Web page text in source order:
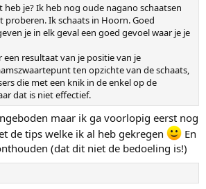
je? Ik heb nog oude nagano schaatsen
proberen. Ik schaats in Hoorn. Goed
je in elk geval een goed gevoel waar je je
resultaat van je positie van je
ten opzichte van de schaats,
die met een knik in de enkel op de
dat is niet effectief.
maar ik ga voorlopig eerst nog
de tips welke ik al heb gekregen
En
(dat dit niet de bedoeling is!)